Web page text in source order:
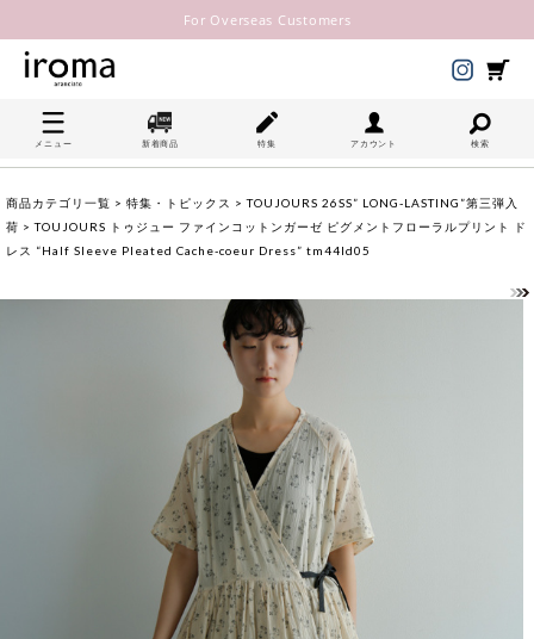
For Overseas Customers
メニュー 新着商品 特集 アカウント 検索
商品カテゴリ一覧 > 特集・トピックス >TOUJOURS 26SS” LONG-LASTING”第三弾入
荷 > TOUJOURS トゥジュー ファインコットンガーゼ ピグメントフローラルプリント ド
レス “Half Sleeve Pleated Cache-coeur Dress” tm44ld05